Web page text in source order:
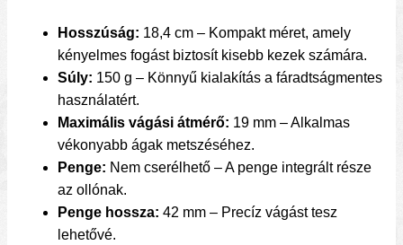
Hosszúság: 18,4 cm – Kompakt méret, amely
kényelmes fogást biztosít kisebb kezek számára.
Súly: 150 g – Könnyű kialakítás a fáradtságmentes
használatért.
Maximális vágási átmérő: 19 mm – Alkalmas
vékonyabb ágak metszéséhez.
Penge: Nem cserélhető – A penge integrált része
az ollónak.
Penge hossza: 42 mm – Precíz vágást tesz
lehetővé.